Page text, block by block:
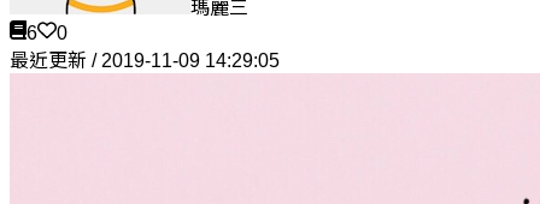
瑪麗三
6
0
最近更新 / 2019-11-09 14:29:05